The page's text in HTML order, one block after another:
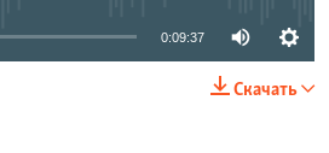
0:09:37
Скачать